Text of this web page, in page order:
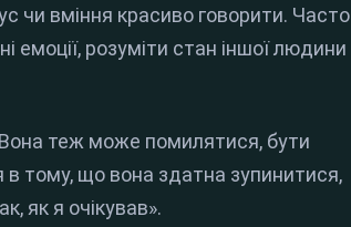
чи вміння красиво говорити. Часто
емоції, розуміти стан іншої людини
теж може помилятися, бути
тому, що вона здатна зупинитися,
як я очікував».